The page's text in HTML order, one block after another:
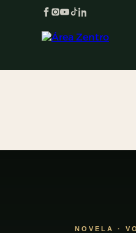
NOVELA ·